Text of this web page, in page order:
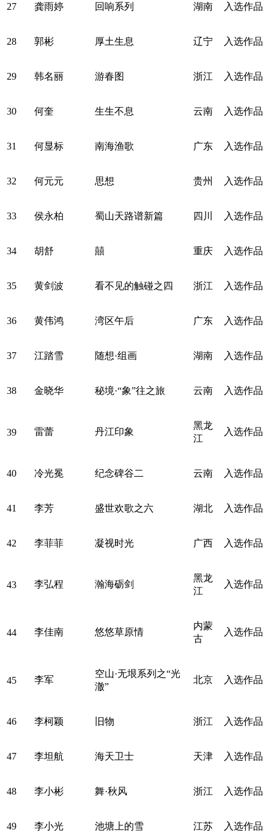
27 龚雨婷 回响系列 湖南 入选作品
28 郭彬 厚土生息 辽宁 入选作品
29 韩名丽 游春图 浙江 入选作品
30 何奎 生生不息 云南 入选作品
31 何显标 南海渔歌 广东 入选作品
32 何元元 思想 贵州 入选作品
33 侯永柏 蜀山天路谱新篇 四川 入选作品
34 胡舒 囍 重庆 入选作品
35 黄剑波 看不见的触碰之四 浙江 入选作品
36 黄伟鸿 湾区午后 广东 入选作品
37 江踏雪 随想·组画 湖南 入选作品
38 金晓华 秘境·“象”往之旅 云南 入选作品
39 雷蕾 丹江印象
黑龙
江
入选作品
40 冷光冕 纪念碑谷二 云南 入选作品
41 李芳 盛世欢歌之六 湖北 入选作品
42 李菲菲 凝视时光 广西 入选作品
43 李弘程 瀚海砺剑
黑龙
江
入选作品
44 李佳南 悠悠草原情
内蒙
古
入选作品
45 李军
空山·无垠系列之“光
澈”
北京 入选作品
46 李柯颖 旧物 浙江 入选作品
47 李坦航 海天卫士 天津 入选作品
48 李小彬 舞·秋风 浙江 入选作品
49 李小光 池塘上的雪 江苏 入选作品